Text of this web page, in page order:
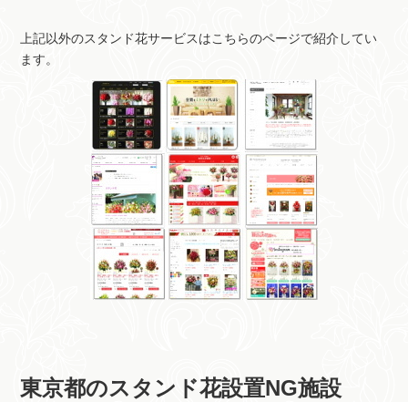
上記以外のスタンド花サービスはこちらのページで紹介してい
ます。
東京都のスタンド花設置NG施設